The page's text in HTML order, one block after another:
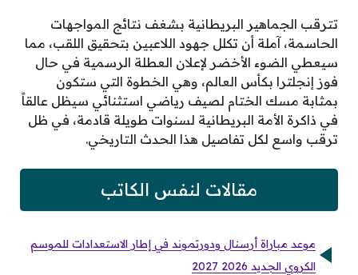
تترقب الجماهير البريطانية بشغف نتائج المواجهات
الحاسمة، آملة أن تكلل جهود اللاعبين بتحقيق اللقب، مما
سيعطي الضوء الأخضر لإعلان العطلة الرسمية في حال
فوز إنجلترا بكأس العالم، وهي الخطوة التي ستكون
بمثابة مسك الختام لصيف رياضي استثنائي سيظل عالقاً
في ذاكرة الأمة البريطانية لسنوات طويلة قادمة، في ظل
ترقب واسع لكل تفاصيل هذا الحدث التاريخي.
مقالات لنفس الكاتب
موعد مباراة أرسنال ودورتموند في إطار الاستعدادات للموسم
الكروي الجديد 2026 2027